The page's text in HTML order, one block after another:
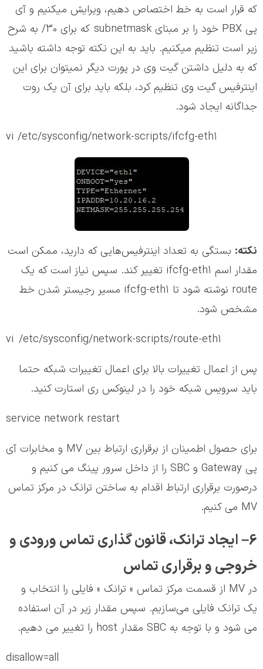
که قرار است به خط اختصاص دهیم، ویرایش میکنیم و آی
پی PBX خود را بر مبنای subnetmask که برای 30/ به شرح
زیر است تنظیم میکنیم. باید به این نکته توجه داشته باشید
که به دلیل داشتن گیت وی در پورت دیگر نمیتوان برای این
اینترفیس گیت وی تنظیم کرد، بلکه باید برای آن یک روت
جداگانه ایجاد شود.
vi /etc/sysconfig/network-scripts/ifcfg-eth1
نکته:‌ بستگی به تعداد اینترفیس‌هایی که دارید، ممکن است
مقدار اسم ifcfg-eth1 تغییر کند. سپس نیاز است که یک
route نوشته شود تا ifcfg-eth1 مسیر رجیستر شدن خط
مشخص شود.
vi /etc/sysconfig/network-scripts/route-eth1
پس از اعمال تغییرات بالا برای اعمال تغییرات شبکه حتما
باید سرویس شبکه خود را در لینوکس ری استارت کنید.
service network restart
برای حصول اطمینان از برقراری ارتباط بین MV و مخابرات آی
پی Gateway و SBC را از داخل سرور پینگ می کنیم و
درصورت برقراری ارتباط اقدام به ساختن ترانک در مرکز تماس
MV می کنیم.
6– ایجاد ترانک، قانون گذاری تماس ورودی و
خروجی و برقراری تماس
در MV از قسمت مرکز تماس » ترانک » فایلی را انتخاب و
یک ترانک فایلی می‌سازیم. سپس مقدار زیر در آن استفاده
می شود و با توجه به SBC مقدار host را تغییر می دهیم.
disallow=all